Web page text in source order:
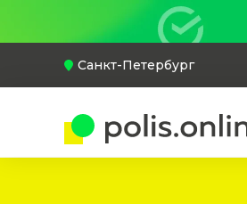
Санкт-Петербург